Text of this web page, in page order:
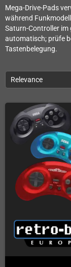
Mega-Drive-Pads
während
Saturn-Controller im
automatisch; prüfe
Tastenbelegung.
Relevance